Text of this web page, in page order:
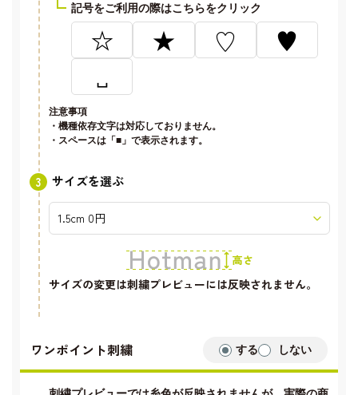
記号をご利用の際はこちらをクリック
☆ ★ ♡
♥
␣
注意事項
・機種依存文字は対応しておりません。
・スペースは「■」で表示されます。
サイズを選ぶ
サイズの変更は刺繍プレビューには反映されません。
ワンポイント刺繍 する しない